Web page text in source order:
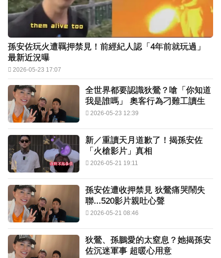
孫安佐玩火遭羈押禁見！前經紀人認「4年前就玩過」
最新近況曝
2026-05-23 17:07
全世界都要認識狄鶯？嗆「你知道
我是誰嗎」 奧客行為刁難工讀生
2026-05-23 12:39
新／重讀天月道歉了！揭孫安佐
「火槍影片」真相
2026-05-21 19:11
孫安佐遭收押禁見 狄鶯痛哭鬧失
聯...520影片親吐心聲
2026-05-21 08:46
狄鶯、孫鵬愛的太窒息？她揭孫安
佐沉迷軍事 超暖心用意